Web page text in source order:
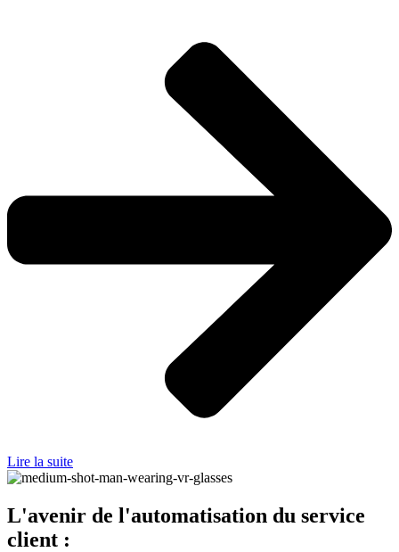
Lire la suite
L'avenir de l'automatisation du service
client :